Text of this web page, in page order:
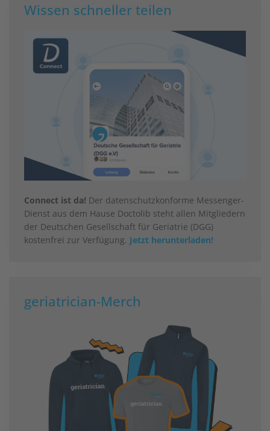
Wissen schneller teilen
Connect ist da! Der datenschutzkonforme Messenger-
Dienst aus dem Hause Doctolib steht allen Mitgliedern
der Deutschen Gesellschaft für Geriatrie (DGG)
kostenfrei zur Verfügung. Jetzt herunterladen!
geriatrician-Merch